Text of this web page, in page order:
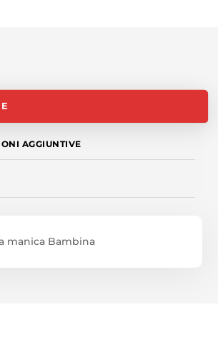
AGGIUNTIVE
manica Bambina